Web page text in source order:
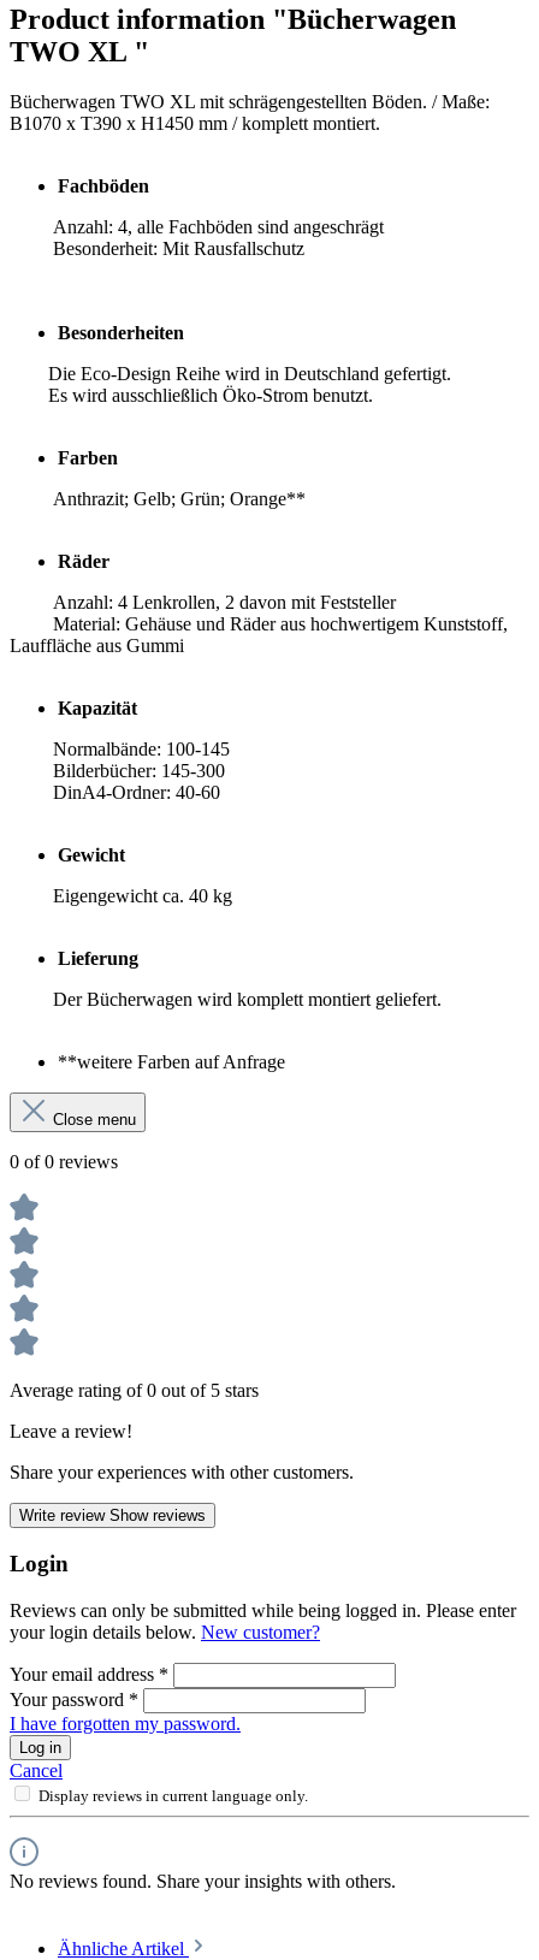
Product information "Bücherwagen
TWO XL "
Bücherwagen TWO XL mit schrägengestellten Böden. / Maße:
B1070 x T390 x H1450 mm / komplett montiert.
Fachböden
Anzahl: 4, alle Fachböden sind angeschrägt
Besonderheit: Mit Rausfallschutz
Besonderheiten
Die Eco-Design Reihe wird in Deutschland gefertigt.
Es wird ausschließlich Öko-Strom benutzt.
Farben
Anthrazit; Gelb; Grün; Orange**
Räder
Anzahl: 4 Lenkrollen, 2 davon mit Feststeller
Material: Gehäuse und Räder aus hochwertigem Kunststoff,
Lauffläche aus Gummi
Kapazität
Normalbände: 100-145
Bilderbücher: 145-300
DinA4-Ordner: 40-60
Gewicht
Eigengewicht ca. 40 kg
Lieferung
Der Bücherwagen wird komplett montiert geliefert.
**weitere Farben auf Anfrage
Close menu
0 of 0 reviews
Average rating of 0 out of 5 stars
Leave a review!
Share your experiences with other customers.
Write review Show reviews
Login
Reviews can only be submitted while being logged in. Please enter
your login details below. New customer?
Your email address *
Your password *
I have forgotten my password.
Log in
Cancel
Display reviews in current language only.
No reviews found. Share your insights with others.
Ähnliche Artikel